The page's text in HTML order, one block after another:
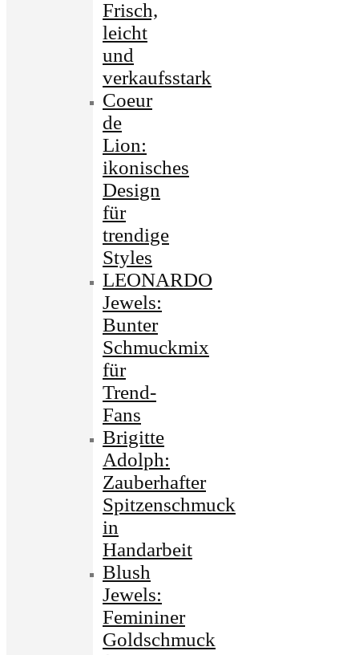
Frisch,
leicht
und
verkaufsstark
Coeur
de
Lion:
ikonisches
Design
für
trendige
Styles
LEONARDO
Jewels:
Bunter
Schmuckmix
für
Trend-
Fans
Brigitte
Adolph:
Zauberhafter
Spitzenschmuck
in
Handarbeit
Blush
Jewels:
Femininer
Goldschmuck